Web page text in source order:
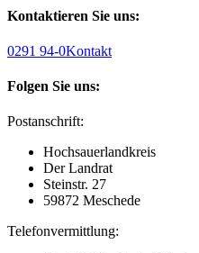
Kontaktieren Sie uns:
0291 94-0Kontakt
Folgen Sie uns:
Postanschrift:
Hochsauerlandkreis
Der Landrat
Steinstr. 27
59872 Meschede
Telefonvermittlung: